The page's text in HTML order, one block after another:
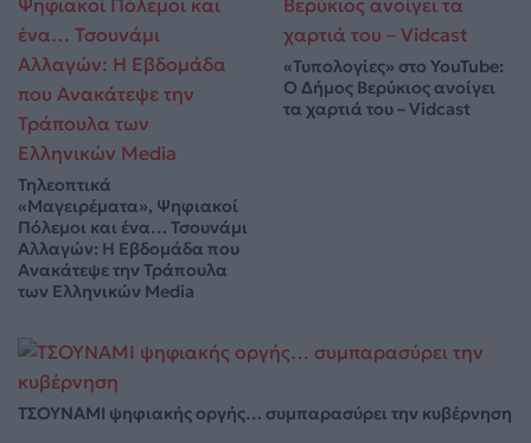
Τηλεοπτικά
«Μαγειρέματα», Ψηφιακοί
Πόλεμοι και ένα… Τσουνάμι
Αλλαγών: Η Εβδομάδα που
Ανακάτεψε την Τράπουλα
των Ελληνικών Media
«Τυπολογίες» στο YouTube:
Ο Δήμος Βερύκιος ανοίγει
τα χαρτιά του – Vidcast
ΤΣΟΥΝΑΜΙ ψηφιακής οργής… συμπαρασύρει την κυβέρνηση